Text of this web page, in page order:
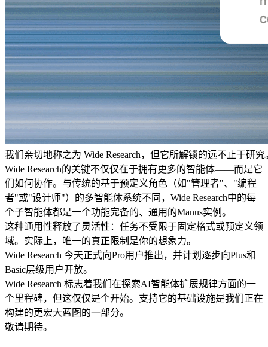
我们亲切地称之为 Wide Research，但它所解锁的远不止于研
Wide Research的关键不仅仅在于拥有更多的智能体——而是它
们如何协作。与传统的基于预定义角色（如"管理者"、"编程
者"或"设计师"）的多智能体系统不同，Wide Research中的每
个子智能体都是一个功能完备的、通用的Manus实例。
这种通用性释放了灵活性：任务不受限于固定格式或预定义领
域。实际上，唯一的真正限制是你的想象力。
Wide Research 今天正式向Pro用户推出，并计划逐步向Plus和
Basic层级用户开放。
Wide Research 标志着我们在探索AI智能体扩展规律方面的一
个里程碑，但这仅仅是个开始。支持它的基础设施是我们正在
构建的更宏大蓝图的一部分。
敬请期待。